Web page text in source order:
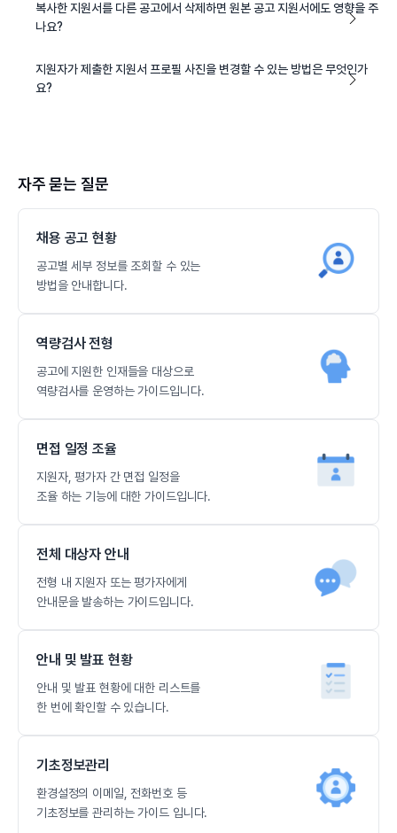
복사한 지원서를 다른 공고에서 삭제하면 원본 공고 지원서에도 영향을 주
나요?
지원자가 제출한 지원서 프로필 사진을 변경할 수 있는 방법은 무엇인가
요?
자주 묻는 질문
채용 공고 현황
공고별 세부 정보를 조회할 수 있는
방법을 안내합니다.
역량검사 전형
공고에 지원한 인재들을 대상으로
역량검사를 운영하는 가이드입니다.
면접 일정 조율
지원자, 평가자 간 면접 일정을
조율 하는 기능에 대한 가이드입니다.
전체 대상자 안내
전형 내 지원자 또는 평가자에게
안내문을 발송하는 가이드입니다.
안내 및 발표 현황
안내 및 발표 현황에 대한 리스트를
한 번에 확인할 수 있습니다.
기초정보관리
환경설정의 이메일, 전화번호 등
기초정보를 관리하는 가이드 입니다.